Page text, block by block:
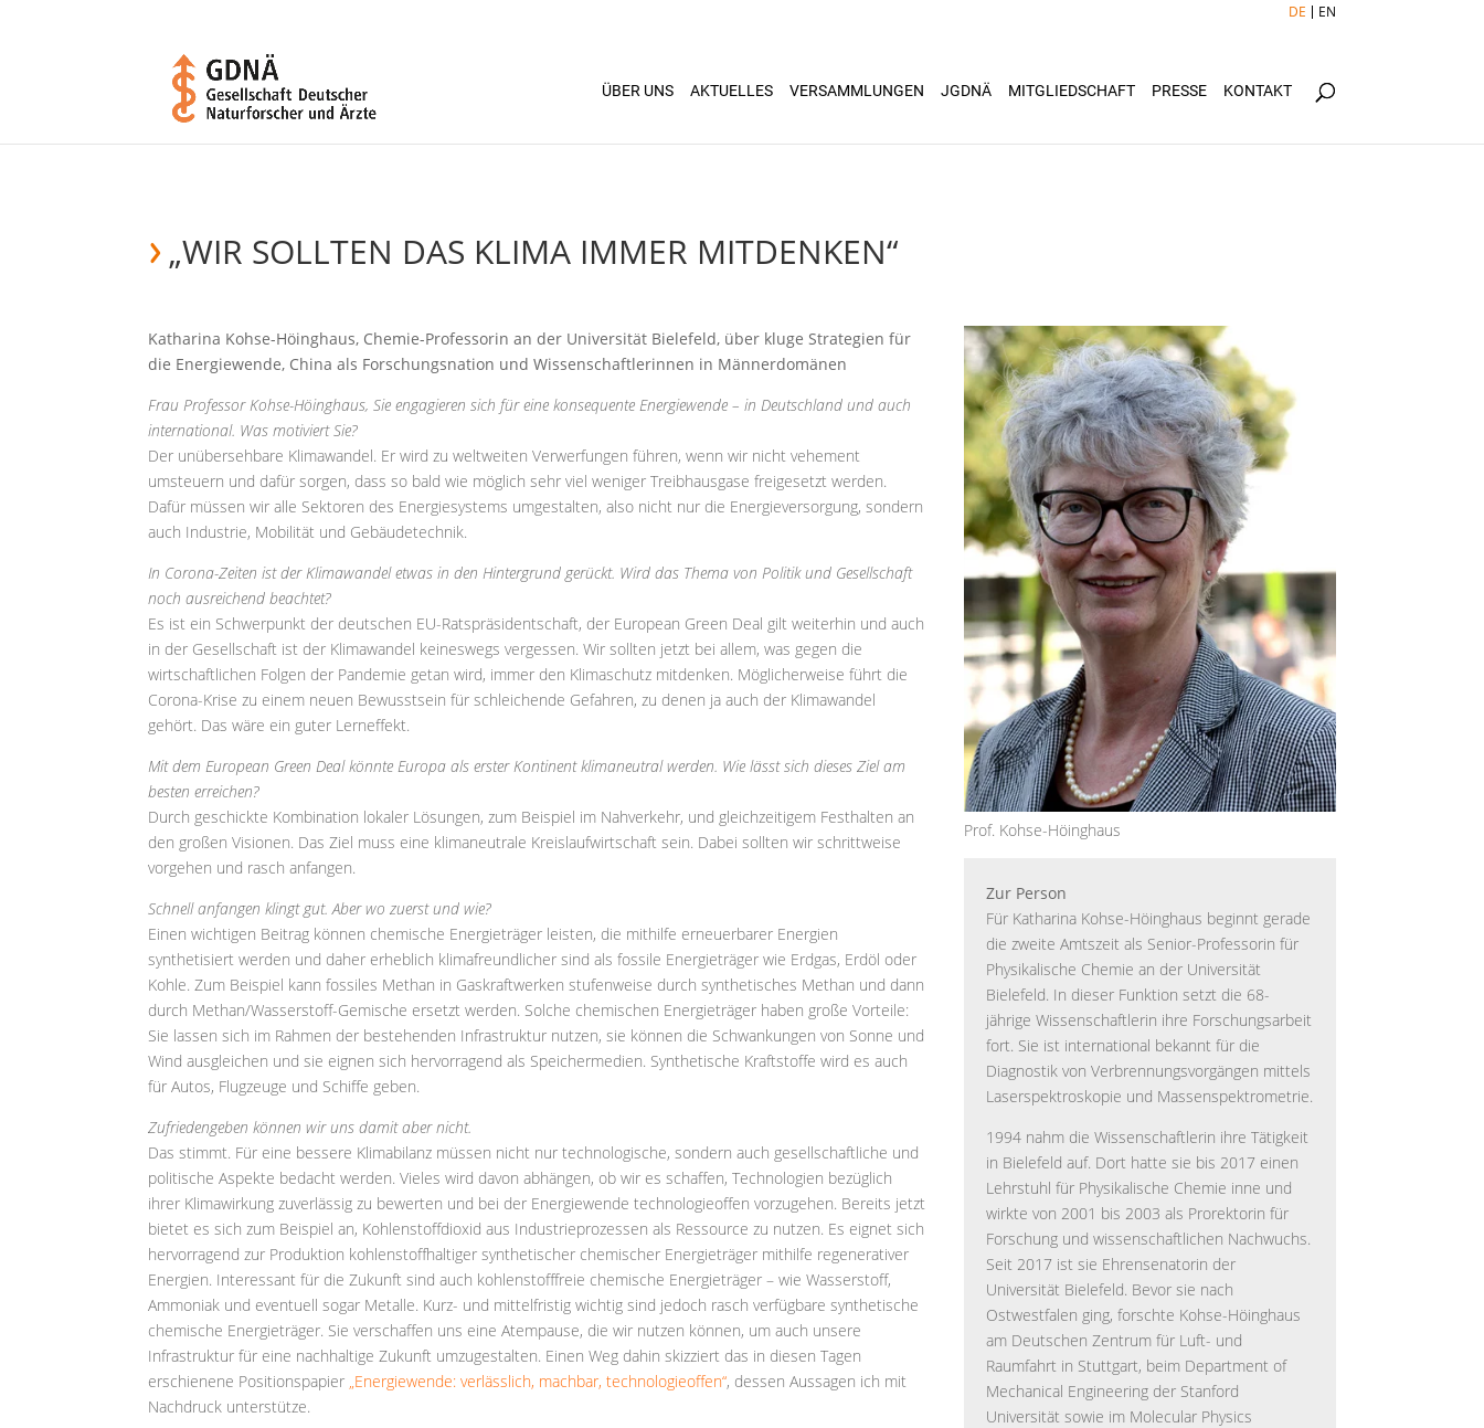
DE EN
ÜBER UNS AKTUELLES VERSAMMLUNGEN JGDNÄ MITGLIEDSCHAFT PRESSE KONTAKT
„WIR SOLLTEN DAS KLIMA IMMER MITDENKEN“
Katharina Kohse-Höinghaus, Chemie-Professorin an der Universität Bielefeld, über kluge Strategien für
die Energiewende, China als Forschungsnation und Wissenschaftlerinnen in Männerdomänen
Frau Professor Kohse-Höinghaus, Sie engagieren sich für eine konsequente Energiewende – in Deutschland und auch
international. Was motiviert Sie?
Der unübersehbare Klimawandel. Er wird zu weltweiten Verwerfungen führen, wenn wir nicht vehement
umsteuern und dafür sorgen, dass so bald wie möglich sehr viel weniger Treibhausgase freigesetzt werden.
Dafür müssen wir alle Sektoren des Energiesystems umgestalten, also nicht nur die Energieversorgung, sondern
auch Industrie, Mobilität und Gebäudetechnik.
In Corona-Zeiten ist der Klimawandel etwas in den Hintergrund gerückt. Wird das Thema von Politik und Gesellschaft
noch ausreichend beachtet?
Es ist ein Schwerpunkt der deutschen EU-Ratspräsidentschaft, der European Green Deal gilt weiterhin und auch
in der Gesellschaft ist der Klimawandel keineswegs vergessen. Wir sollten jetzt bei allem, was gegen die
wirtschaftlichen Folgen der Pandemie getan wird, immer den Klimaschutz mitdenken. Möglicherweise führt die
Corona-Krise zu einem neuen Bewusstsein für schleichende Gefahren, zu denen ja auch der Klimawandel
gehört. Das wäre ein guter Lerneffekt.
Mit dem European Green Deal könnte Europa als erster Kontinent klimaneutral werden. Wie lässt sich dieses Ziel am
besten erreichen?
Durch geschickte Kombination lokaler Lösungen, zum Beispiel im Nahverkehr, und gleichzeitigem Festhalten an
den großen Visionen. Das Ziel muss eine klimaneutrale Kreislaufwirtschaft sein. Dabei sollten wir schrittweise
vorgehen und rasch anfangen.
Schnell anfangen klingt gut. Aber wo zuerst und wie?
Einen wichtigen Beitrag können chemische Energieträger leisten, die mithilfe erneuerbarer Energien
synthetisiert werden und daher erheblich klimafreundlicher sind als fossile Energieträger wie Erdgas, Erdöl oder
Kohle. Zum Beispiel kann fossiles Methan in Gaskraftwerken stufenweise durch synthetisches Methan und dann
durch Methan/Wasserstoff-Gemische ersetzt werden. Solche chemischen Energieträger haben große Vorteile:
Sie lassen sich im Rahmen der bestehenden Infrastruktur nutzen, sie können die Schwankungen von Sonne und
Wind ausgleichen und sie eignen sich hervorragend als Speichermedien. Synthetische Kraftstoffe wird es auch
für Autos, Flugzeuge und Schiffe geben.
Zufriedengeben können wir uns damit aber nicht.
Das stimmt. Für eine bessere Klimabilanz müssen nicht nur technologische, sondern auch gesellschaftliche und
politische Aspekte bedacht werden. Vieles wird davon abhängen, ob wir es schaffen, Technologien bezüglich
ihrer Klimawirkung zuverlässig zu bewerten und bei der Energiewende technologieoffen vorzugehen. Bereits jetzt
bietet es sich zum Beispiel an, Kohlenstoffdioxid aus Industrieprozessen als Ressource zu nutzen. Es eignet sich
hervorragend zur Produktion kohlenstoffhaltiger synthetischer chemischer Energieträger mithilfe regenerativer
Energien. Interessant für die Zukunft sind auch kohlenstofffreie chemische Energieträger – wie Wasserstoff,
Ammoniak und eventuell sogar Metalle. Kurz- und mittelfristig wichtig sind jedoch rasch verfügbare synthetische
chemische Energieträger. Sie verschaffen uns eine Atempause, die wir nutzen können, um auch unsere
Infrastruktur für eine nachhaltige Zukunft umzugestalten. Einen Weg dahin skizziert das in diesen Tagen
erschienene Positionspapier „Energiewende: verlässlich, machbar, technologieoffen“, dessen Aussagen ich mit
Nachdruck unterstütze.
Prof. Kohse-Höinghaus
Zur Person
Für Katharina Kohse-Höinghaus beginnt gerade
die zweite Amtszeit als Senior-Professorin für
Physikalische Chemie an der Universität
Bielefeld. In dieser Funktion setzt die 68-
jährige Wissenschaftlerin ihre Forschungsarbeit
fort. Sie ist international bekannt für die
Diagnostik von Verbrennungsvorgängen mittels
Laserspektroskopie und Massenspektrometrie.
1994 nahm die Wissenschaftlerin ihre Tätigkeit
in Bielefeld auf. Dort hatte sie bis 2017 einen
Lehrstuhl für Physikalische Chemie inne und
wirkte von 2001 bis 2003 als Prorektorin für
Forschung und wissenschaftlichen Nachwuchs.
Seit 2017 ist sie Ehrensenatorin der
Universität Bielefeld. Bevor sie nach
Ostwestfalen ging, forschte Kohse-Höinghaus
am Deutschen Zentrum für Luft- und
Raumfahrt in Stuttgart, beim Department of
Mechanical Engineering der Stanford
Universität sowie im Molecular Physics